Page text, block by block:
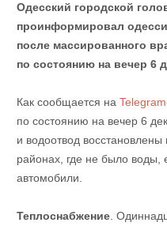
Одесский городской
проинформировал
после массированного
по состоянию на вечер 6
Как сообщается на Telegram
по состоянию на вечер 6
и водоотвод
районах, где не было
автомобили.
Теплоснабжение.